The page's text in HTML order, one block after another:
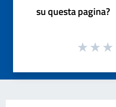
su questa pagina?